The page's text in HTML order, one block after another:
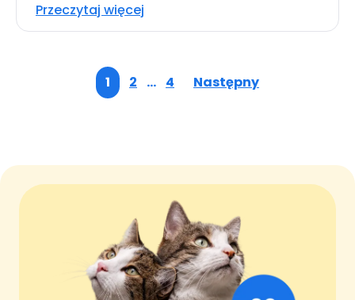
Przeczytaj więcej
1 2 … 4 Następny